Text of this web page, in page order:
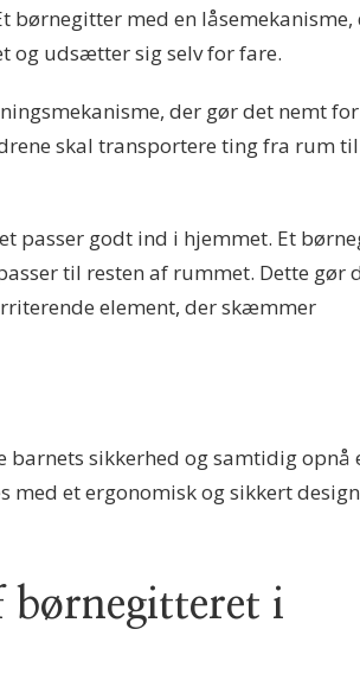
med en låsemekanisme,
og udsætter sig selv for fare.
der gør det nemt for
skal transportere ting fra rum
passer godt ind i hjemmet. Et
til resten af rummet. Dette gør
element, der skæmmer
sikkerhed og samtidig opnå
et ergonomisk og sikkert
børnegitteret i